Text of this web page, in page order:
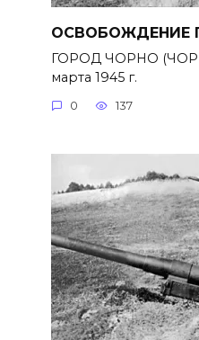
ОСВОБОЖДЕНИЕ
ГОРОД ЧОРНО
марта 1945 г.
0 137